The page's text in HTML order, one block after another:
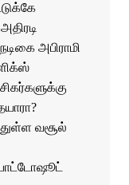
அபிராமி
வசூல்
போட்டோஷூட்